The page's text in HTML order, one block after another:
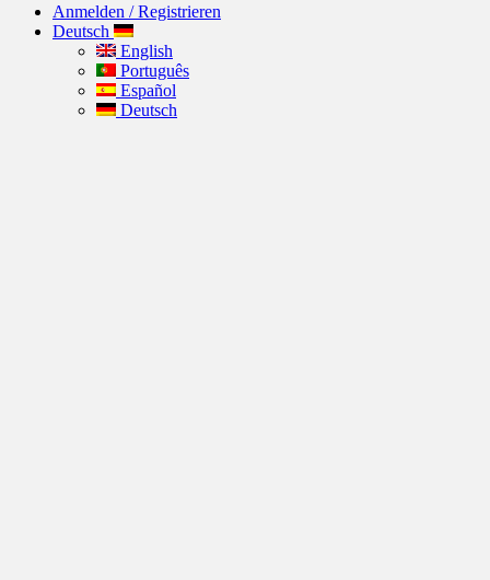
Anmelden / Registrieren
Deutsch
English
Português
Español
Deutsch